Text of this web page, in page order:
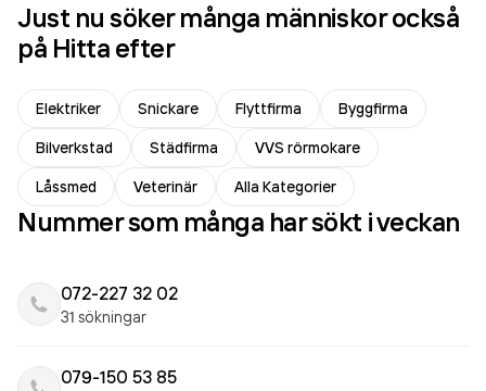
Just nu söker många människor också
på Hitta efter
Elektriker Snickare Flyttfirma
Byggfirma
Bilverkstad
Städfirma
VVS rörmokare
Låssmed
Veterinär Alla Kategorier
Nummer som många har sökt i veckan
072-227 32 02
31 sökningar
079-150 53 85